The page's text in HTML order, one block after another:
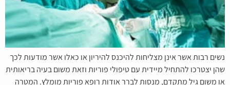
נשים רבות אשר אינן מצליחות להיכנס להיריון או כאלו אשר מודעות לכך
שהן יצטרכו להתחיל מיידית עם טיפולי פוריות וזאת משום בעיה בריאותית
או משום גיל מתקדם, מנסות לברר אודות רופא פוריות מומלץ. המטרה